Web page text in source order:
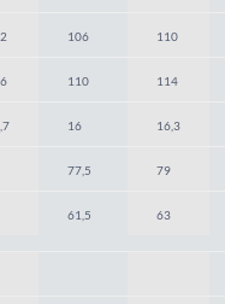
106 110
110 114
16 16,3
77,5 79
61,5 63